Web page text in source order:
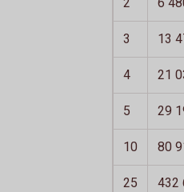
3 13
4 21
5 29
10 80
25 432